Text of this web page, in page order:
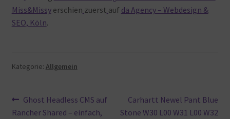
Miss&Missyerschien zuerst auf da Agency – Webdesign &
SEO, Köln.
Kategorie: Allgemein
Beitragsnavigation
Vorheriger
Beitrag:
Ghost Headless CMS auf
Rancher Shared – einfach,
Nächster
Beitrag:
Carhartt Newel Pant Blue
Stone W30 L00 W31 L00 W32